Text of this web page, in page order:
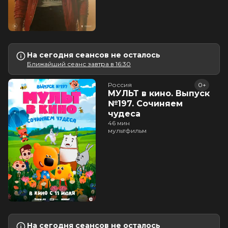
На сегодня сеансов не осталось
Ближайший сеанс завтра в 16:30
Россия
МУЛЬТ в кино. Выпуск
№197. Сочиняем
чудеса
0+
46 мин
мультфильм
На сегодня сеансов не осталось